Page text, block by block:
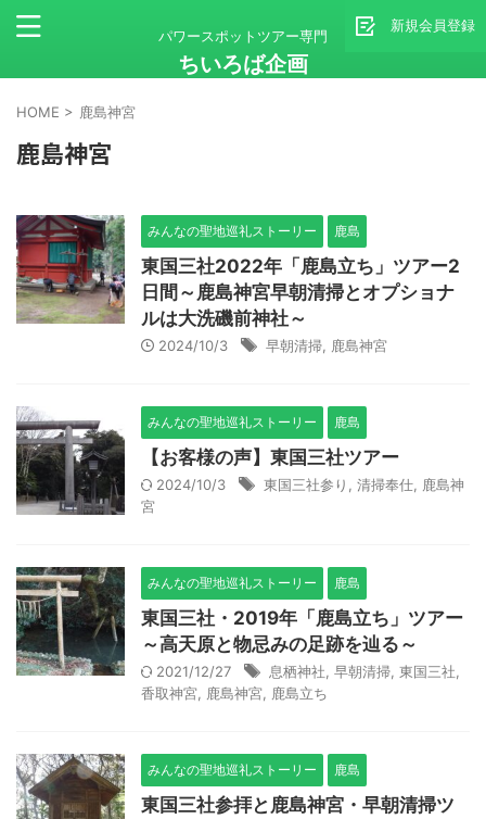
新規会員登録
パワースポットツアー専門
ちいろば企画
HOME > 鹿島神宮
鹿島神宮
みんなの聖地巡礼ストーリー 鹿島
東国三社2022年「鹿島立ち」ツアー2
日間～鹿島神宮早朝清掃とオプショナ
ルは大洗磯前神社～
2024/10/3 早朝清掃 鹿島神宮
みんなの聖地巡礼ストーリー 鹿島
【お客様の声】東国三社ツアー
2024/10/3 東国三社参り 清掃奉仕
鹿島神
宮
みんなの聖地巡礼ストーリー 鹿島
東国三社・2019年「鹿島立ち」ツアー
～高天原と物忌みの足跡を辿る～
2021/12/27 息栖神社 早朝清掃 東国三社
香取神宮
鹿島神宮 鹿島立ち
みんなの聖地巡礼ストーリー 鹿島
東国三社参拝と鹿島神宮・早朝清掃ツ